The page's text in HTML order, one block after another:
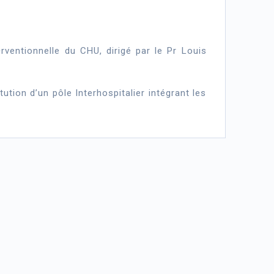
du CHU, dirigé par le Pr Louis
d’un pôle Interhospitalier intégrant les